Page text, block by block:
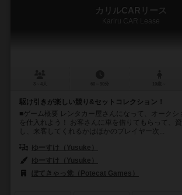
カリルCARリース
Kariru CAR Lease
駆け引きが楽しい競り&セットコレクション！
■ゲーム概要 レンタカー屋さんになって、オークシ
を仕入れよう！ お客さんに車を借りてもらって、
し、来客してくれるかはほかのプレイヤー次...
ゆーすけ（Yusuke）
ゆーすけ（Yusuke）
ぽてきゃっ党（Potecat Games）